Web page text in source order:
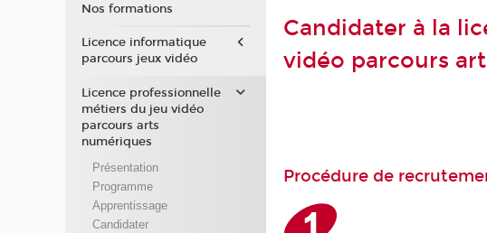
Candidater à la
vidéo parcours
Procédure de
Nos formations
Licence informatique
parcours jeux vidéo
Licence professionnelle
métiers du jeu vidéo
parcours arts
numériques
Présentation
Programme
Apprentissage
Candidater